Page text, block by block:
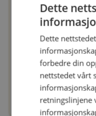
Dette
Dette
forbedre din
nettstedet vårt
retningslinjene